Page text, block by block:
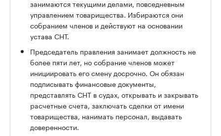
занимаются текущими делами, повседневным
управлением товарищества. Избираются они
собранием членов и действуют на основании
устава СНТ.
Председатель правления занимает должность не
более пяти лет, но собрание членов может
инициировать его смену досрочно. Он обязан
подписывать финансовые документы,
представлять СНТ в судах, открывать и закрывать
расчетные счета, заключать сделки от имени
товарищества, нанимать персонал, выдавать
доверенности.